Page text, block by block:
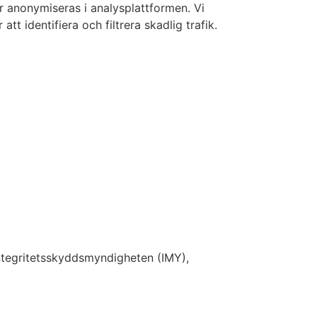
i analysplattformen. Vi
att identifiera och filtrera skadlig trafik.
(IMY),